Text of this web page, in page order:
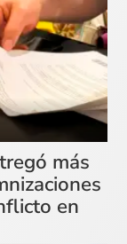
más
en